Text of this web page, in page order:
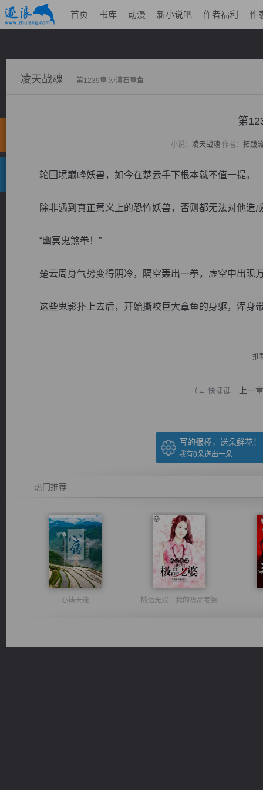
首页 书库 动漫 新小说吧 作者福利 作
凌天战魂 第1239章 沙漠石章鱼
第
小说： 凌天战魂作者： 拓跋
轮回境巅峰妖兽，如今在楚云手下根本就不值一提。
除非遇到真正意义上的恐怖妖兽，否则都无法对他造
“幽冥鬼煞拳！”
楚云周身气势变得阴冷，隔空轰出一拳，虚空中出现
这些鬼影扑上去后，开始撕咬巨大章鱼的身躯，浑身
推
（← 快捷键 上一章
写的很棒，送朵鲜花！
我有0朵送出一朵
热门推荐
心铸天途 桃运无双：我的极品老婆